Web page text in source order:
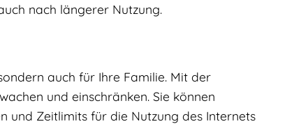
nach längerer Nutzung.
auch für Ihre Familie. Mit der
und einschränken. Sie können
und Zeitlimits für die Nutzung des Internets